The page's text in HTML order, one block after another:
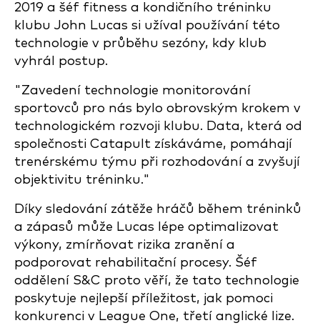
2019 a šéf fitness a kondičního tréninku
klubu John Lucas si užíval používání této
technologie v průběhu sezóny, kdy klub
vyhrál postup.
"Zavedení technologie monitorování
sportovců pro nás bylo obrovským krokem v
technologickém rozvoji klubu. Data, která od
společnosti Catapult získáváme, pomáhají
trenérskému týmu při rozhodování a zvyšují
objektivitu tréninku."
Díky sledování zátěže hráčů během tréninků
a zápasů může Lucas lépe optimalizovat
výkony, zmírňovat rizika zranění a
podporovat rehabilitační procesy. Šéf
oddělení S&C proto věří, že tato technologie
poskytuje nejlepší příležitost, jak pomoci
konkurenci v League One, třetí anglické lize.